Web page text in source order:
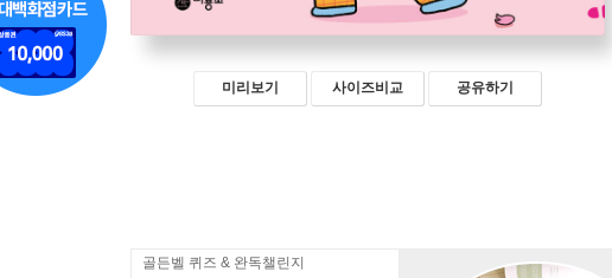
미리보기 사이즈비교 공유하기
골든벨 퀴즈 & 완독챌린지